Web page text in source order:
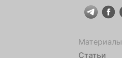
Материалы
Статьи